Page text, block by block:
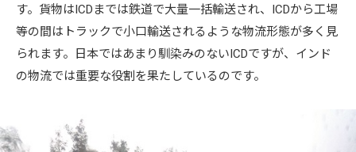
す。貨物はICDまでは鉄道で大量一括輸送され、ICDから工場
等の間はトラックで小口輸送されるような物流形態が多く見
られます。日本ではあまり馴染みのないICDですが、インド
の物流では重要な役割を果たしているのです。